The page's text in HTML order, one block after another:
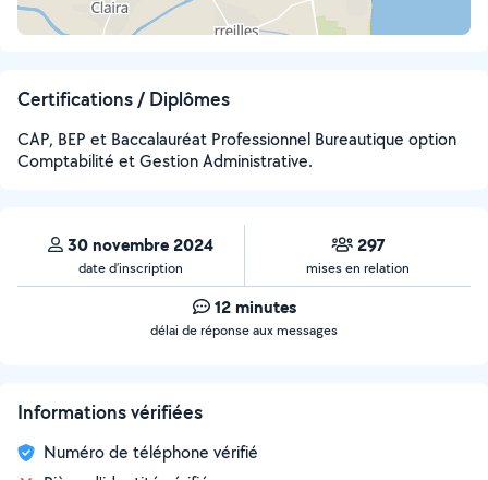
Certifications / Diplômes
CAP, BEP et Baccalauréat Professionnel Bureautique option
Comptabilité et Gestion Administrative.
30 novembre 2024
date d’inscription
297
mises en relation
12 minutes
délai de réponse aux messages
Informations vérifiées
Numéro de téléphone vérifié